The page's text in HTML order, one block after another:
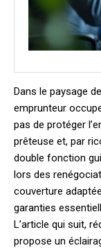
Dans le paysage
emprunteur
pas de protéger
prêteuse et, par
double fonction
lors des
couverture
garanties
L’article qui suit,
propose un